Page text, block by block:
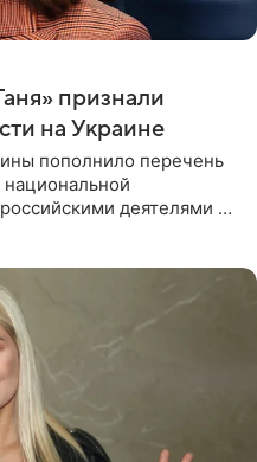
признали
на Украине
пополнило перечень
деятелями —